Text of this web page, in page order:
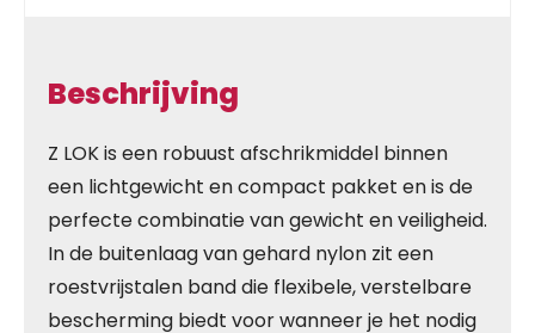
Beschrijving
Z LOK is een robuust afschrikmiddel binnen
een lichtgewicht en compact pakket en is de
perfecte combinatie van gewicht en veiligheid.
In de buitenlaag van gehard nylon zit een
roestvrijstalen band die flexibele, verstelbare
bescherming biedt voor wanneer je het nodig